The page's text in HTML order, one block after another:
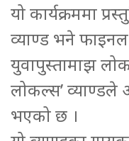
यो कार्यक्रममा
व्याण्ड भने
युवापुस्तामाझ
लोकल्स’ व्याण्डले
भएको छ ।